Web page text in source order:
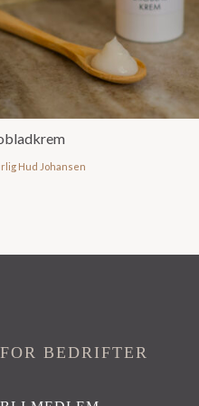
Hud Johansen
FOR BEDRIFTER